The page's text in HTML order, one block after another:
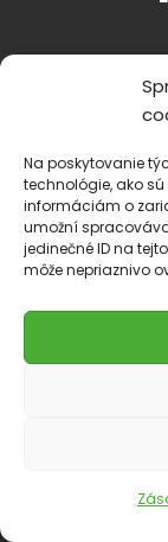
Na poskytovanie
technológie, ako
informáciám o
umožní
jedinečné ID na
môže nepriaznivo